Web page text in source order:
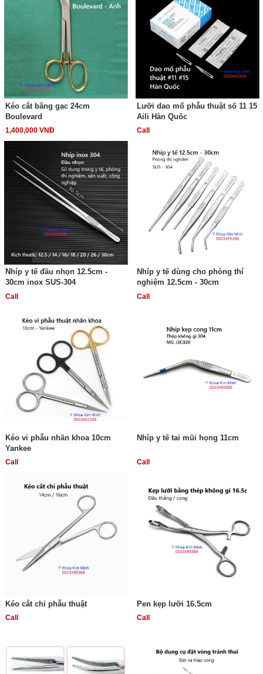
Kéo cắt băng gạc 24cm
Boulevard
1,400,000 VNĐ
Lưỡi dao mổ phẫu thuật số 11 15
Aili Hàn Quốc
Call
Nhíp y tế đầu nhọn 12.5cm -
30cm inox SUS-304
Call
Nhíp y tế dùng cho phòng thí
nghiệm 12.5cm - 30cm
Call
Kéo vi phẫu nhãn khoa 10cm
Yankee
Call
Nhíp y tế tai mũi họng 11cm
Call
Kéo cắt chỉ phẫu thuật
Call
Pen kẹp lưỡi 16.5cm
Call